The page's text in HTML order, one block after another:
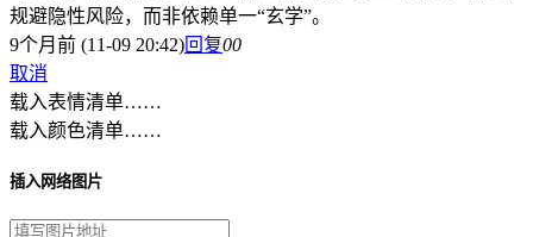
规避隐性风险，而非依赖单一“玄学”。
9个月前 (11-09 20:42)回复00
取消
载入表情清单……
载入颜色清单……
插入网络图片